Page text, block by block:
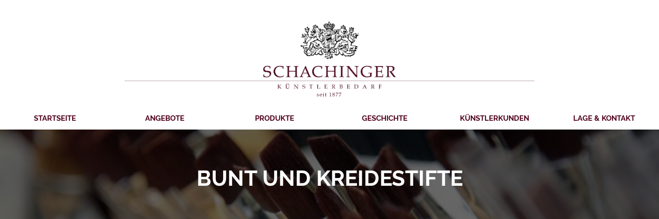
STARTSEITE ANGEBOTE PRODUKTE GESCHICHTE KÜNSTLERKUNDEN LAGE & KONTAKT
BUNT UND KREIDESTIFTE